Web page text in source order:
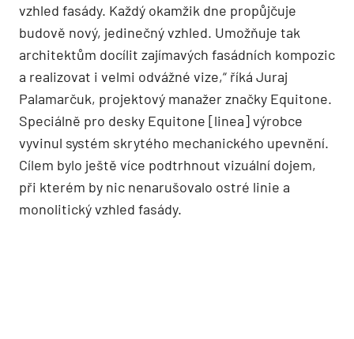
vzhled fasády. Každý okamžik dne propůjčuje
budově nový, jedinečný vzhled. Umožňuje tak
architektům docílit zajímavých fasádních kompozic
a realizovat i velmi odvážné vize,“ říká Juraj
Palamarčuk, projektový manažer značky Equitone.
Speciálně pro desky Equitone [linea] výrobce
vyvinul systém skrytého mechanického upevnění.
Cílem bylo ještě více podtrhnout vizuální dojem,
při kterém by nic nenarušovalo ostré linie a
monolitický vzhled fasády.